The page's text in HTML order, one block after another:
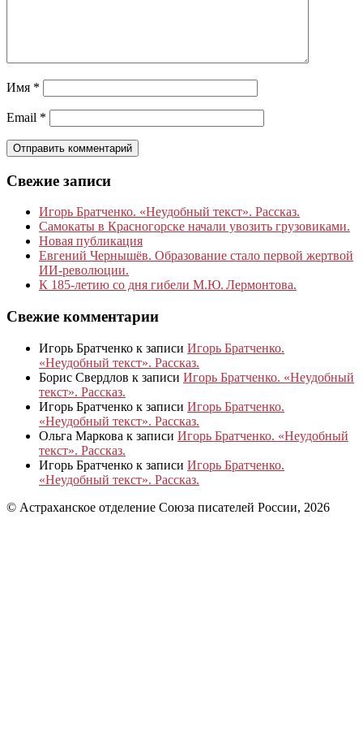
Имя *
Email *
Свежие записи
Игорь Братченко. «Неудобный текст». Рассказ.
Самокаты в Красногорске начали увозить грузовиками.
Новая публикация
Евгений Чернышёв. Образование стало первой жертвой
ИИ-революции.
К 185‑летию со дня гибели М.Ю. Лермонтова.
Свежие комментарии
Игорь Братченко к записи Игорь Братченко.
«Неудобный текст». Рассказ.
Борис Свердлов к записи Игорь Братченко. «Неудобный
текст». Рассказ.
Игорь Братченко к записи Игорь Братченко.
«Неудобный текст». Рассказ.
Ольга Маркова к записи Игорь Братченко. «Неудобный
текст». Рассказ.
Игорь Братченко к записи Игорь Братченко.
«Неудобный текст». Рассказ.
© Астраханское отделение Союза писателей России, 2026